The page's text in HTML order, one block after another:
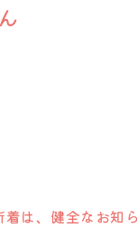
着は、健全なお